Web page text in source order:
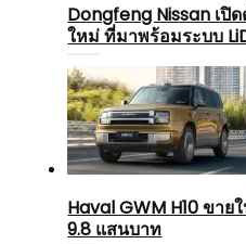
Dongfeng Nissan เปิ
ใหม่ ที่มาพร้อมระบบ
Haval GWM H10 ขาย
9.8 แสนบาท